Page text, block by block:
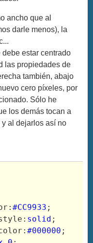
ancho que al
darle menos), la
debe estar centrado
las propiedades de
también, abajo
cero píxeles, por
Sólo he
los demás tocan a
y al dejarlos así no
#CC9933 ;
style:
solid ;
color:
#000000 ;